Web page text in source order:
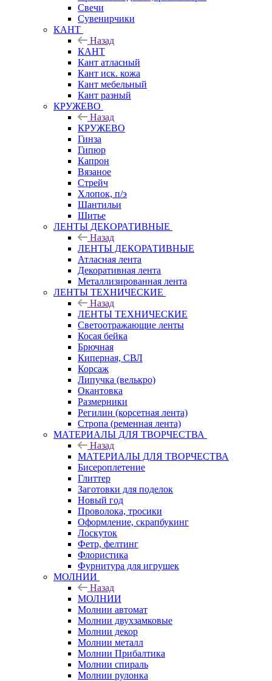
Свечи
Сувенирчики
КАНТ
Назад
КАНТ
Кант атласный
Кант иск. кожа
Кант мебельный
Кант разный
КРУЖЕВО
Назад
КРУЖЕВО
Гинза
Гипюр
Капрон
Вязаное
Стрейч
Хлопок, п/э
Шантильи
Шитье
ЛЕНТЫ ДЕКОРАТИВНЫЕ
Назад
ЛЕНТЫ ДЕКОРАТИВНЫЕ
Атласная лента
Декоративная лента
Металлизированная лента
ЛЕНТЫ ТЕХНИЧЕСКИЕ
Назад
ЛЕНТЫ ТЕХНИЧЕСКИЕ
Светоотражающие ленты
Косая бейка
Брючная
Киперная, СВЛ
Корсаж
Липучка (велькро)
Окантовка
Размерники
Регилин (корсетная лента)
Стропа (ременная лента)
МАТЕРИАЛЫ ДЛЯ ТВОРЧЕСТВА
Назад
МАТЕРИАЛЫ ДЛЯ ТВОРЧЕСТВА
Бисероплетение
Глиттер
Заготовки для поделок
Новый год
Проволока, тросики
Оформление, скрапбукинг
Лоскуток
Фетр, фелтинг
Флористика
Фурнитура для игрушек
МОЛНИИ
Назад
МОЛНИИ
Молнии автомат
Молнии двухзамковые
Молнии декор
Молнии металл
Молнии Прибалтика
Молнии спираль
Молнии рулонка